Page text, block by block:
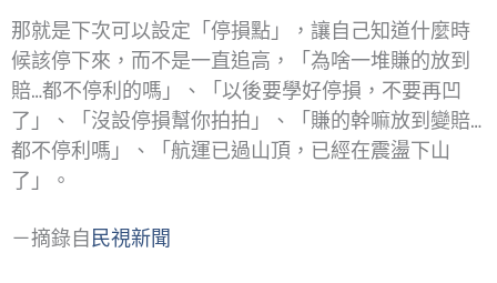
那就是下次可以設定「停損點」，讓自己知道什麼時
候該停下來，而不是一直追高，「為啥一堆賺的放到
賠…都不停利的嗎」、「以後要學好停損，不要再凹
了」、「沒設停損幫你拍拍」、「賺的幹嘛放到變賠…
都不停利嗎」、「航運已過山頂，已經在震盪下山
了」。
－摘錄自 民視新聞